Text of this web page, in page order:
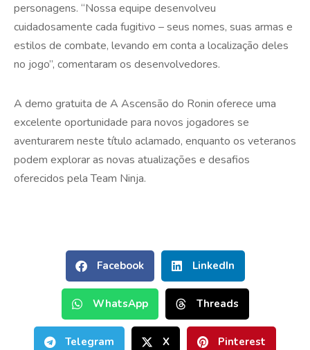
personagens. “Nossa equipe desenvolveu
cuidadosamente cada fugitivo – seus nomes, suas armas e
estilos de combate, levando em conta a localização deles
no jogo”, comentaram os desenvolvedores.
A demo gratuita de A Ascensão do Ronin oferece uma
excelente oportunidade para novos jogadores se
aventurarem neste título aclamado, enquanto os veteranos
podem explorar as novas atualizações e desafios
oferecidos pela Team Ninja.
Facebook LinkedIn
WhatsApp Threads
Telegram X Pinterest